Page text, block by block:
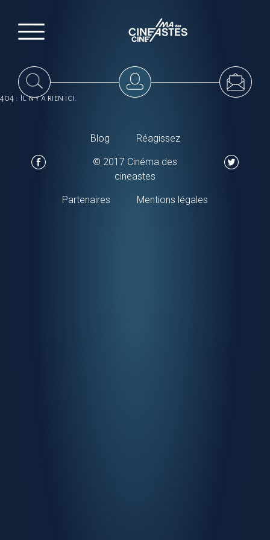
404 : Il n'y a rien ici.
Blog Réagissez
© 2017 Cinéma des
cineastes
Partenaires Mentions légales